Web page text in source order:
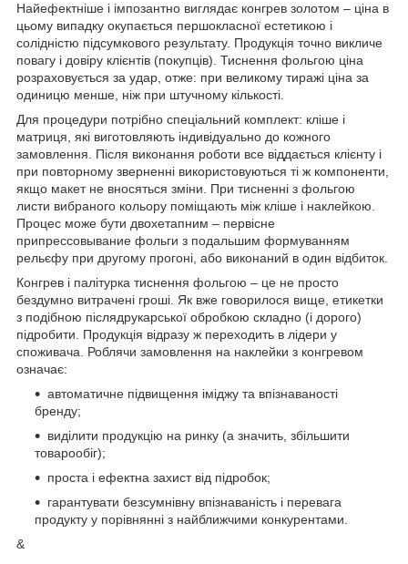
Найефектніше і імпозантно виглядає конгрев золотом – ціна в
цьому випадку окупається першокласної естетикою і
солідністю підсумкового результату. Продукція точно викличе
повагу і довіру клієнтів (покупців). Тиснення фольгою ціна
розраховується за удар, отже: при великому тиражі ціна за
одиницю менше, ніж при штучному кількості.
Для процедури потрібно спеціальний комплект: кліше і
матриця, які виготовляють індивідуально до кожного
замовлення. Після виконання роботи все віддається клієнту і
при повторному зверненні використовуються ті ж компоненти,
якщо макет не вносяться зміни. При тисненні з фольгою
листи вибраного кольору поміщають між кліше і наклейкою.
Процес може бути двохетапним – первісне
припрессовывание фольги з подальшим формуванням
рельєфу при другому прогоні, або виконаний в один відбиток.
Конгрев і палітурка тиснення фольгою – це не просто
бездумно витрачені гроші. Як вже говорилося вище, етикетки
з подібною післядрукарської обробкою складно (і дорого)
підробити. Продукція відразу ж переходить в лідери у
споживача. Роблячи замовлення на наклейки з конгревом
означає:
автоматичне підвищення іміджу та впізнаваності
бренду;
виділити продукцію на ринку (а значить, збільшити
товарообіг);
проста і ефектна захист від підробок;
гарантувати безсумнівну впізнаваність і перевага
продукту у порівнянні з найближчими конкурентами.
&